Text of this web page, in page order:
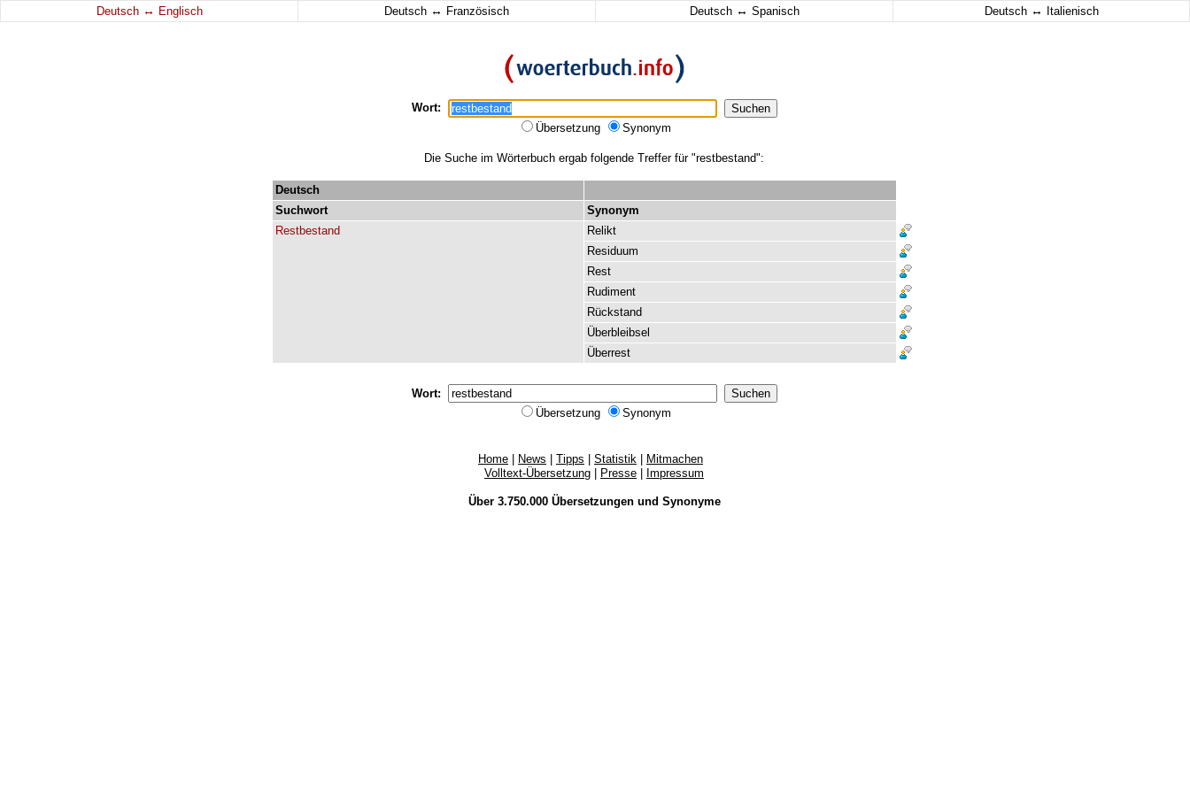
Deutsch ↔ Englisch Deutsch ↔ Französisch Deutsch ↔ Spanisch Deutsch ↔ Italienisch
Wort:
Übersetzung
Synonym
Die Suche im Wörterbuch ergab folgende Treffer für "restbestand":
Deutsch
Suchwort
Synonym
Restbestand
Relikt
Residuum
Rest
Rudiment
Rückstand
Überbleibsel
Überrest
Wort:
Übersetzung
Synonym
Home News Tipps Statistik
Mitmachen
Volltext-Übersetzung
Presse Impressum
Über 3.750.000 Übersetzungenund Synonyme